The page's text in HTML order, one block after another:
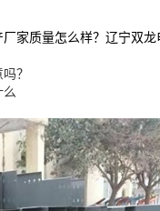
家质量怎么样？辽宁
？